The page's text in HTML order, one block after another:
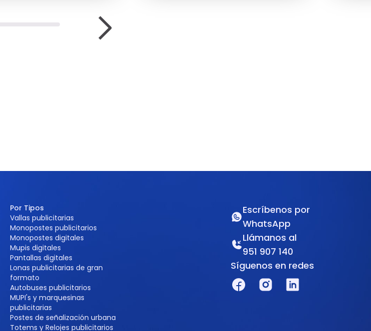
Por Tipos
Vallas publicitarias
Monopostes publicitarios
Monopostes digitales
Mupis digitales
Pantallas digitales
Lonas publicitarias de gran
formato
Autobuses publicitarios
MUPI's y marquesinas
publicitarias
Postes de señalización urbana
Totems y Relojes publicitarios
Escríbenos por
WhatsApp
Llámanos al
951 907 140
Síguenos en redes